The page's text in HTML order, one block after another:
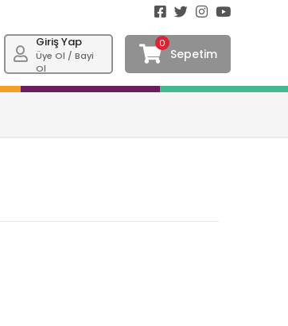
Giriş Yap
Üye Ol / Bayi
Ol
0
Sepetim